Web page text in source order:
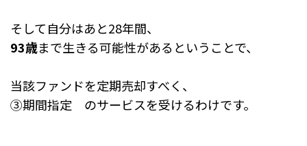
そして自分はあと28年間、
93歳まで生きる可能性があるということで、
当該ファンドを定期売却すべく、
③期間指定 のサービスを受けるわけです。